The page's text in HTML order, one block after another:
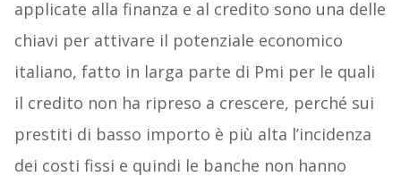
applicate alla finanza e al credito sono una delle
chiavi per attivare il potenziale economico
italiano, fatto in larga parte di Pmi per le quali
il credito non ha ripreso a crescere, perché sui
prestiti di basso importo è più alta l’incidenza
dei costi fissi e quindi le banche non hanno